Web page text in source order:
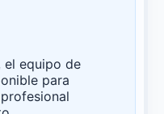
el equipo de
para